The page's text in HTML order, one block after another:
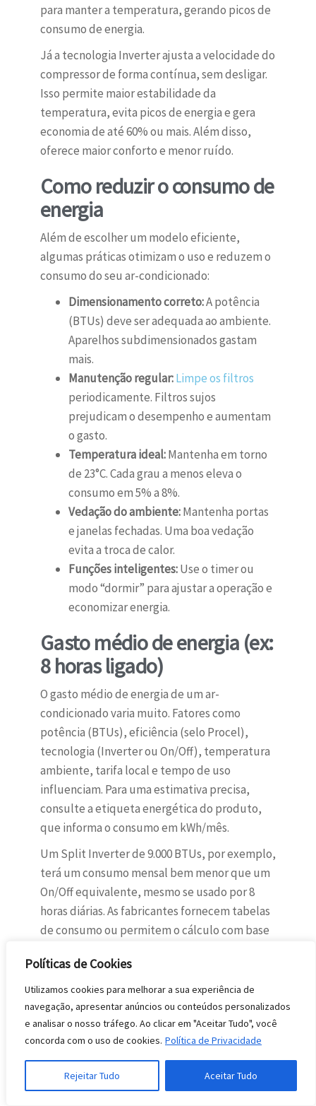
Políticas de Cookies
Utilizamos cookies para melhorar a sua experiência de
navegação, apresentar anúncios ou conteúdos personalizados
e analisar o nosso tráfego. Ao clicar em "Aceitar Tudo", você
concorda com o uso de cookies. Política de Privacidade
Rejeitar Tudo Aceitar Tudo
para manter a temperatura, gerando picos de
consumo de energia.
Já a tecnologia Inverter ajusta a velocidade do
compressor de forma contínua, sem desligar.
Isso permite maior estabilidade da
temperatura, evita picos de energia e gera
economia de até 60% ou mais. Além disso,
oferece maior conforto e menor ruído.
Como reduzir o consumo de
energia
Além de escolher um modelo eficiente,
algumas práticas otimizam o uso e reduzem o
consumo do seu ar-condicionado:
Dimensionamento correto:A potência
(BTUs) deve ser adequada ao ambiente.
Aparelhos subdimensionados gastam
mais.
Manutenção regular:Limpe os filtros
periodicamente. Filtros sujos
prejudicam o desempenho e aumentam
o gasto.
Temperatura ideal:Mantenha em torno
de 23°C. Cada grau a menos eleva o
consumo em 5% a 8%.
Vedação do ambiente:Mantenha portas
e janelas fechadas. Uma boa vedação
evita a troca de calor.
Funções inteligentes:Use o timer ou
modo “dormir” para ajustar a operação e
economizar energia.
Gasto médio de energia (ex:
8 horas ligado)
O gasto médio de energia de um ar-
condicionado varia muito. Fatores como
potência (BTUs), eficiência (selo Procel),
tecnologia (Inverter ou On/Off), temperatura
ambiente, tarifa local e tempo de uso
influenciam. Para uma estimativa precisa,
consulte a etiqueta energética do produto,
que informa o consumo em kWh/mês.
Um Split Inverter de 9.000 BTUs, por exemplo,
terá um consumo mensal bem menor que um
On/Off equivalente, mesmo se usado por 8
horas diárias. As fabricantes fornecem tabelas
de consumo ou permitem o cálculo com base
essas informações é vital ao decidir qual ar
condicionado comprar.
Compreender a eficiência energética é crucial
para o seu bolso. Agora, vamos explorar as
tecnologias avançadas e produtos com
excelente custo-benefício.